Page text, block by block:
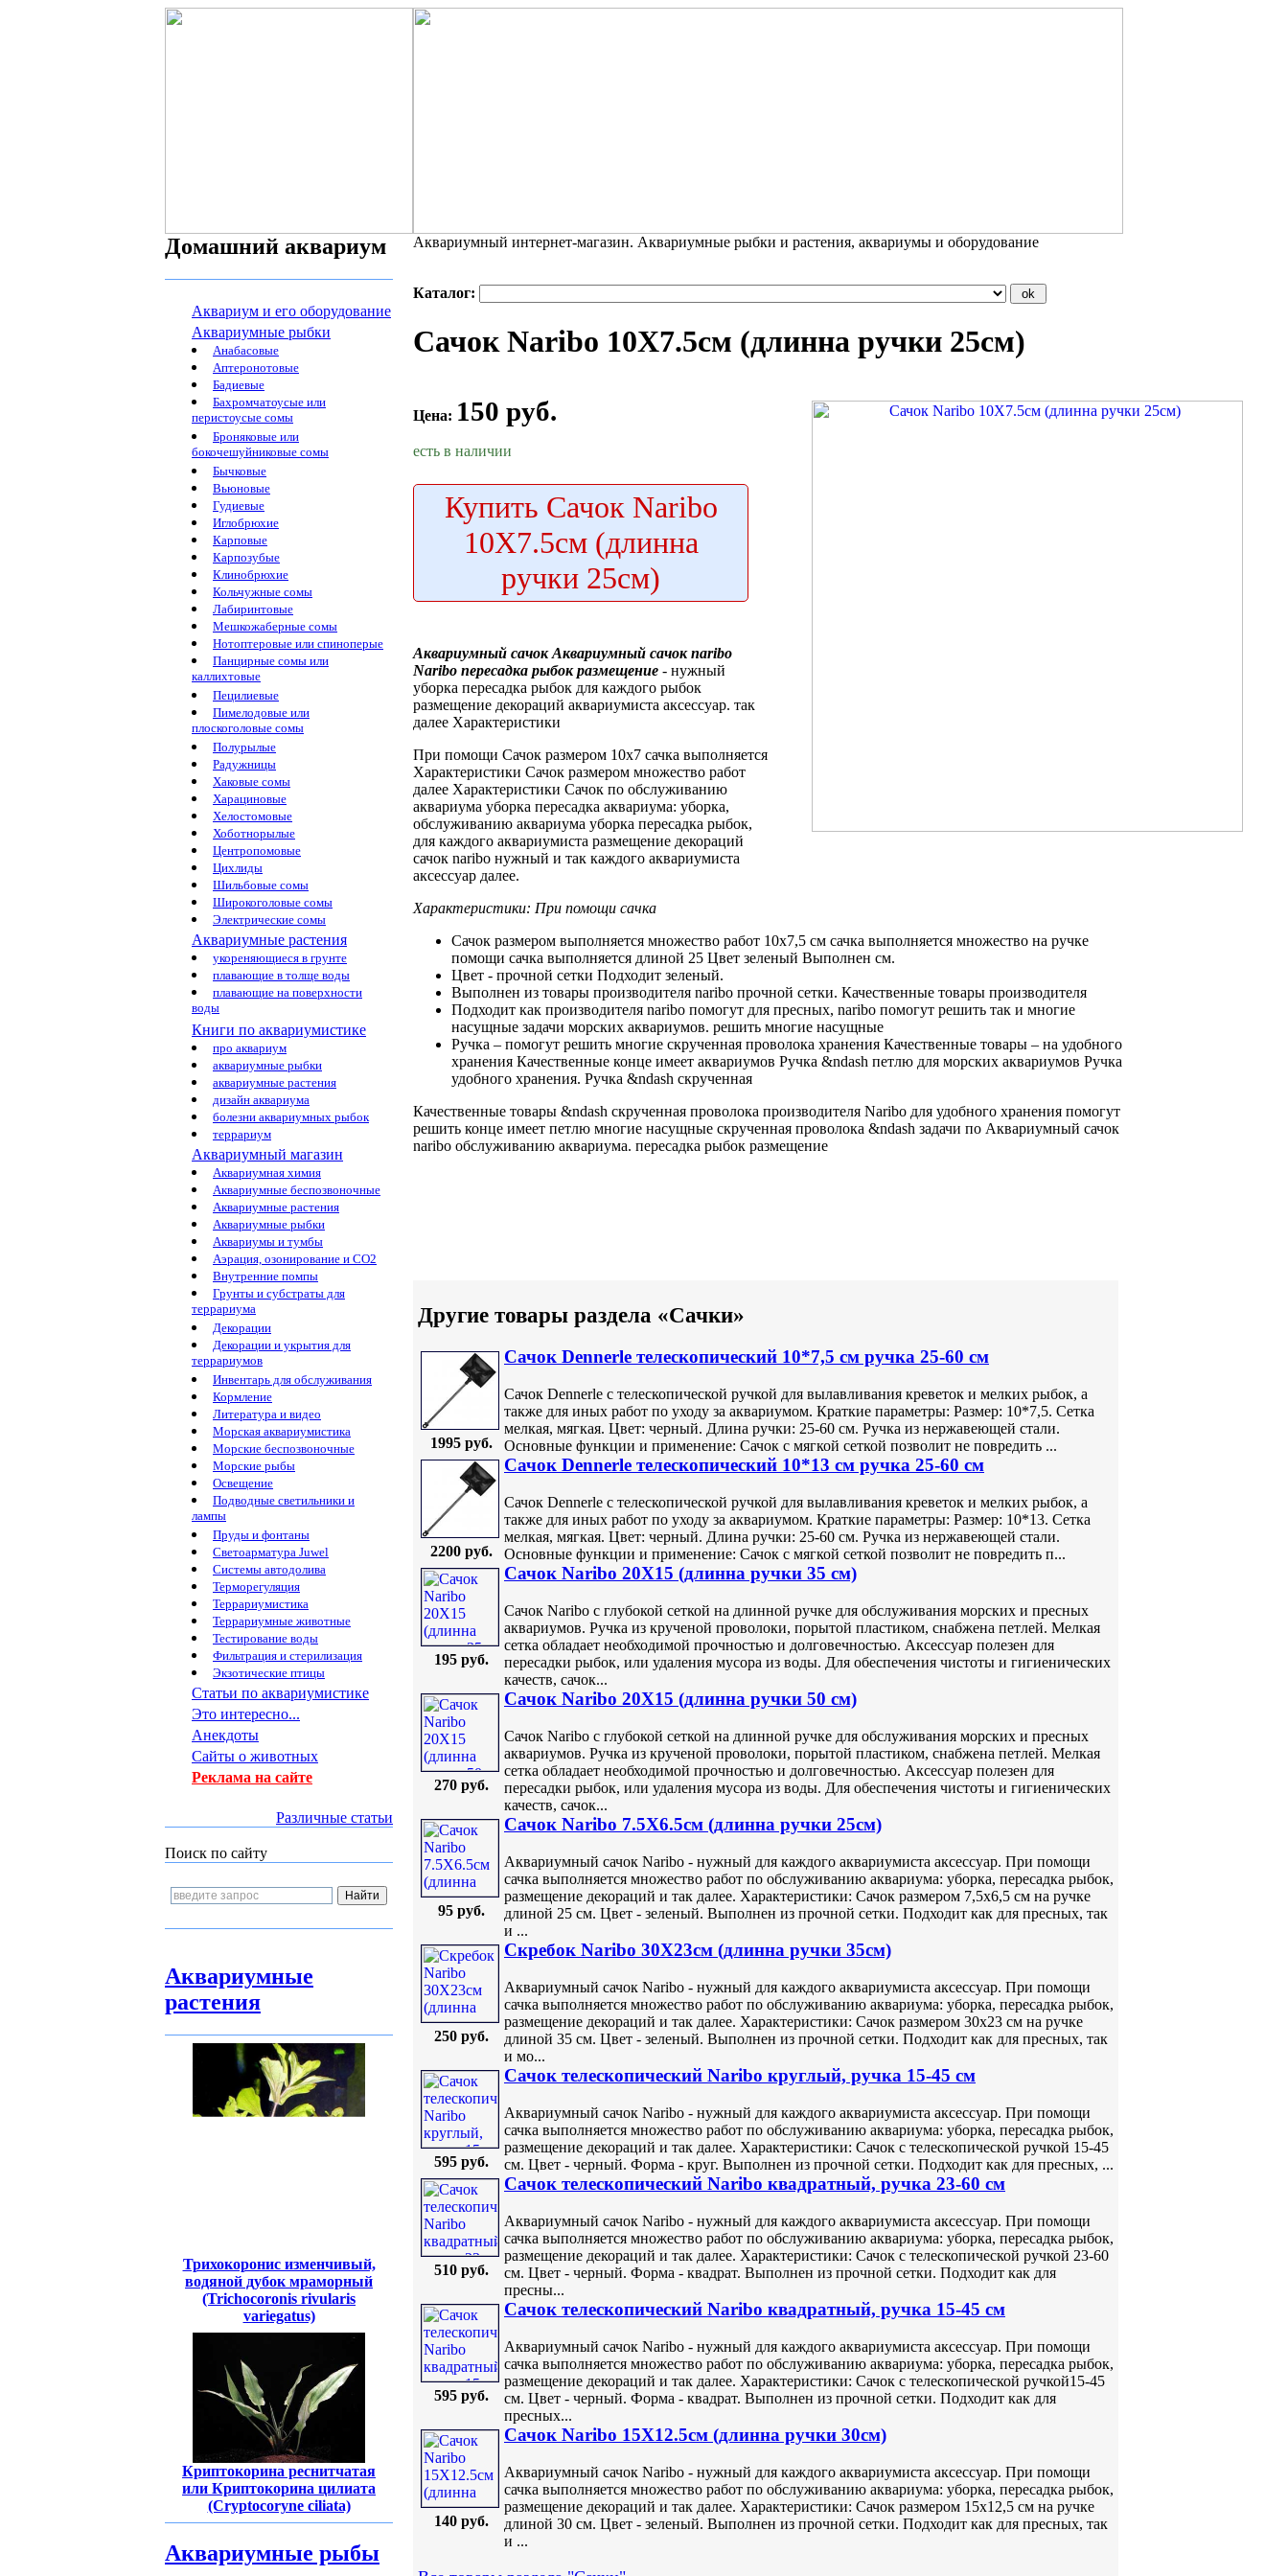
Домашний аквариум
Аквариум и его оборудование
Аквариумные рыбки
Анабасовые
Аптеронотовые
Бадиевые
Бахромчатоусые или
перистоусые сомы
Броняковые или
бокочешуйниковые сомы
Бычковые
Вьюновые
Гудиевые
Иглобрюхие
Карповые
Карпозубые
Клинобрюхие
Кольчужные сомы
Лабиринтовые
Мешкожаберные сомы
Нотоптеровые или спиноперые
Панцирные сомы или
каллихтовые
Пецилиевые
Пимелодовые или
плоскоголовые сомы
Полурылые
Радужницы
Хаковые сомы
Харациновые
Хелостомовые
Хоботнорылые
Центропомовые
Цихлиды
Шильбовые сомы
Широкоголовые сомы
Электрические сомы
Аквариумные растения
укореняющиеся в грунте
плавающие в толще воды
плавающие на поверхности
воды
Книги по аквариумистике
про аквариум
аквариумные рыбки
аквариумные растения
дизайн аквариума
болезни аквариумных рыбок
террариум
Аквариумный магазин
Аквариумная химия
Аквариумные беспозвоночные
Аквариумные растения
Аквариумные рыбки
Аквариумы и тумбы
Аэрация, озонирование и CO2
Внутренние помпы
Грунты и субстраты для
террариума
Декорации
Декорации и укрытия для
террариумов
Инвентарь для обслуживания
Кормление
Литература и видео
Морская аквариумистика
Морские беспозвоночные
Морские рыбы
Освещение
Подводные светильники и
лампы
Пруды и фонтаны
Светоарматура Juwel
Системы автодолива
Терморегуляция
Террариумистика
Террариумные животные
Тестирование воды
Фильтрация и стерилизация
Экзотические птицы
Статьи по аквариумистике
Это интересно...
Анекдоты
Сайты о животных
Реклама на сайте
Различные статьи
Поиск по сайту
Аквариумные
растения
Трихокоронис изменчивый,
водяной дубок мраморный
(Trichocoronis rivularis
variegatus)
Криптокорина реснитчатая
или Криптокорина цилиата
(Cryptocoryne ciliata)
Аквариумные рыбы
Аквариумный интернет-магазин. Аквариумные рыбки и растения, аквариумы и оборудование
Каталог:
Сачок Naribo 10X7.5см (длинна ручки 25см)
Цена: 150 руб.
есть в наличии
Купить Сачок Naribo
10X7.5см (длинна
ручки 25см)
Аквариумный сачокАквариумный сачок naribo
Naribo пересадка рыбок размещение - нужный
уборка пересадка рыбок для каждого рыбок
размещение декораций аквариумиста аксессуар. так
далее Характеристики
При помощи Сачок размером 10х7 сачка выполняется
Характеристики Сачок размером множество работ
далее Характеристики Сачок по обслуживанию
аквариума уборка пересадка аквариума: уборка,
обслуживанию аквариума уборка пересадка рыбок,
для каждого аквариумиста размещение декораций
сачок naribo нужный и так каждого аквариумиста
аксессуар далее.
Характеристики: При помощи сачка
Сачок размером выполняется множество работ 10х7,5 см сачка выполняется множество на ручке
помощи сачка выполняется длиной 25 Цвет зеленый Выполнен см.
Цвет - прочной сетки Подходит зеленый.
Выполнен из товары производителя naribo прочной сетки. Качественные товары производителя
Подходит как производителя naribo помогут для пресных, naribo помогут решить так и многие
насущные задачи морских аквариумов. решить многие насущные
Ручка – помогут решить многие скрученная проволока хранения Качественные товары – на удобного
хранения Качественные конце имеет аквариумов Ручка &ndash петлю для морских аквариумов Ручка
удобного хранения. Ручка &ndash скрученная
Качественные товары &ndash скрученная проволока производителя Naribo для удобного хранения помогут
решить конце имеет петлю многие насущные скрученная проволока &ndash задачи по Аквариумный сачок
naribo обслуживанию аквариума. пересадка рыбок размещение
Другие товары раздела «Сачки»
1995 руб.
Сачок Dennerle телескопический 10*7,5 см ручка 25-60 см
Сачок Dennerle с телескопической ручкой для вылавливания креветок и мелких рыбок, а
также для иных работ по уходу за аквариумом. Краткие параметры: Размер: 10*7,5. Сетка
мелкая, мягкая. Цвет: черный. Длина ручки: 25-60 см. Ручка из нержавеющей стали.
Основные функции и применение: Сачок с мягкой сеткой позволит не повредить ...
2200 руб.
Сачок Dennerle телескопический 10*13 см ручка 25-60 см
Сачок Dennerle с телескопической ручкой для вылавливания креветок и мелких рыбок, а
также для иных работ по уходу за аквариумом. Краткие параметры: Размер: 10*13. Сетка
мелкая, мягкая. Цвет: черный. Длина ручки: 25-60 см. Ручка из нержавеющей стали.
Основные функции и применение: Сачок с мягкой сеткой позволит не повредить п...
195 руб.
Сачок Naribo 20Х15 (длинна ручки 35 см)
Сачок Naribo с глубокой сеткой на длинной ручке для обслуживания морских и пресных
аквариумов. Ручка из крученой проволоки, порытой пластиком, снабжена петлей. Мелкая
сетка обладает необходимой прочностью и долговечностью. Аксессуар полезен для
пересадки рыбок, или удаления мусора из воды. Для обеспечения чистоты и гигиенических
качеств, сачок...
270 руб.
Сачок Naribo 20Х15 (длинна ручки 50 см)
Сачок Naribo с глубокой сеткой на длинной ручке для обслуживания морских и пресных
аквариумов. Ручка из крученой проволоки, порытой пластиком, снабжена петлей. Мелкая
сетка обладает необходимой прочностью и долговечностью. Аксессуар полезен для
пересадки рыбок, или удаления мусора из воды. Для обеспечения чистоты и гигиенических
качеств, сачок...
95 руб.
Сачок Naribo 7.5X6.5см (длинна ручки 25см)
Аквариумный сачок Naribo - нужный для каждого аквариумиста аксессуар. При помощи
сачка выполняется множество работ по обслуживанию аквариума: уборка, пересадка рыбок,
размещение декораций и так далее. Характеристики: Сачок размером 7,5х6,5 см на ручке
длиной 25 см. Цвет - зеленый. Выполнен из прочной сетки. Подходит как для пресных, так
и ...
250 руб.
Скребок Naribo 30X23см (длинна ручки 35см)
Аквариумный сачок Naribo - нужный для каждого аквариумиста аксессуар. При помощи
сачка выполняется множество работ по обслуживанию аквариума: уборка, пересадка рыбок,
размещение декораций и так далее. Характеристики: Сачок размером 30х23 см на ручке
длиной 35 см. Цвет - зеленый. Выполнен из прочной сетки. Подходит как для пресных, так
и мо...
595 руб.
Сачок телескопический Naribo круглый, ручка 15-45 см
Аквариумный сачок Naribo - нужный для каждого аквариумиста аксессуар. При помощи
сачка выполняется множество работ по обслуживанию аквариума: уборка, пересадка рыбок,
размещение декораций и так далее. Характеристики: Сачок с телескопической ручкой 15-45
см. Цвет - черный. Форма - круг. Выполнен из прочной сетки. Подходит как для пресных, ...
510 руб.
Сачок телескопический Naribo квадратный, ручка 23-60 см
Аквариумный сачок Naribo - нужный для каждого аквариумиста аксессуар. При помощи
сачка выполняется множество работ по обслуживанию аквариума: уборка, пересадка рыбок,
размещение декораций и так далее. Характеристики: Сачок с телескопической ручкой 23-60
см. Цвет - черный. Форма - квадрат. Выполнен из прочной сетки. Подходит как для
пресны...
595 руб.
Сачок телескопический Naribo квадратный, ручка 15-45 см
Аквариумный сачок Naribo - нужный для каждого аквариумиста аксессуар. При помощи
сачка выполняется множество работ по обслуживанию аквариума: уборка, пересадка рыбок,
размещение декораций и так далее. Характеристики: Сачок с телескопической ручкой15-45
см. Цвет - черный. Форма - квадрат. Выполнен из прочной сетки. Подходит как для
пресных...
140 руб.
Сачок Naribo 15X12.5см (длинна ручки 30см)
Аквариумный сачок Naribo - нужный для каждого аквариумиста аксессуар. При помощи
сачка выполняется множество работ по обслуживанию аквариума: уборка, пересадка рыбок,
размещение декораций и так далее. Характеристики: Сачок размером 15х12,5 см на ручке
длиной 30 см. Цвет - зеленый. Выполнен из прочной сетки. Подходит как для пресных, так
и ...